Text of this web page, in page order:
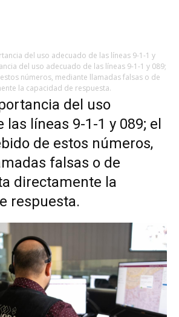
del uso adecuado de las líneas 9-1-1 y
del uso adecuado de las líneas 9-1-1 y 089;
números, mediante llamadas falsas o de
la capacidad de respuesta.
del uso
las líneas 9-1-1 y 089; el
de estos números,
falsas o de
directamente la
respuesta.